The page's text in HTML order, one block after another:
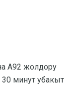
A92 жолдору
30 минут убакыт